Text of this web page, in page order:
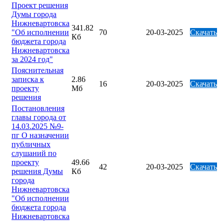
Проект решения
Думы города
Нижневартовска
"Об исполнении
бюджета города
Нижневартовска
за 2024 год"
341.82
Кб
70 20-03-2025 Скачать
Пояснительная
записка к
проекту
решения
2.86
Мб
16 20-03-2025 Скачать
Постановления
главы города от
14.03.2025 №9-
пг О назначении
публичных
слушаний по
проекту
решения Думы
города
Нижневартовска
"Об исполнении
бюджета города
Нижневартовска
49.66
Кб
42 20-03-2025 Скачать